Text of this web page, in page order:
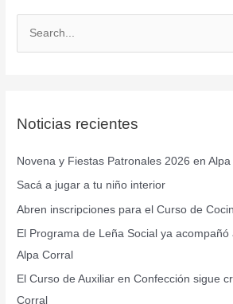
a
p
o
r
:
Noticias recientes
Novena y Fiestas Patronales 2026 en Alpa
Sacá a jugar a tu niño interior
Abren inscripciones para el Curso de
El Programa de Leña Social ya acompañó
Alpa Corral
El Curso de Auxiliar en Confección sigue
Corral